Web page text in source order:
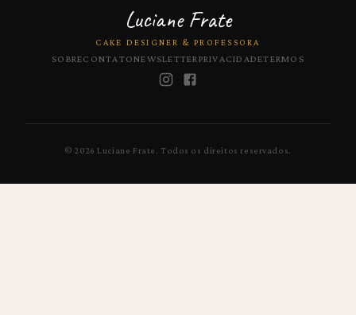
Luciane Frate
CAKE DESIGNER & PROFESSORA
SOBRECONTATONEWSLETTERPRIVACIDADETERMOS
©2026 Luciane Frate. Todos os direitos reservados.